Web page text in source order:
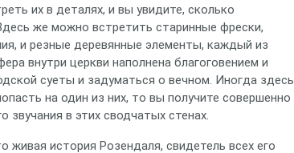
их в деталях, и вы увидите, сколько
же можно встретить старинные фрески,
и резные деревянные элементы, каждый из
внутри церкви наполнена благоговением и
суеты и задуматься о вечном. Иногда здесь
на один из них, то вы получите совершенно
в этих сводчатых стенах.
живая история Розендаля, свидетель всех его